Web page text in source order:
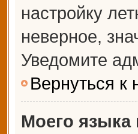
настройку
неверное,
Уведомите
Вернуться к
Моего языка